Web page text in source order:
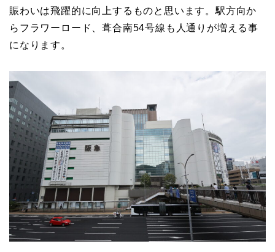
賑わいは飛躍的に向上するものと思います。駅方向か
らフラワーロード、葺合南54号線も人通りが増える事
になります。